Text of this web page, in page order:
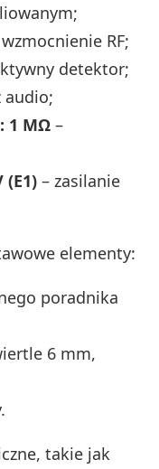
RF;
detektor;
audio;
1 MΩ –
(E1) – zasilanie
elementy:
poradnika
6 mm,
takie jak